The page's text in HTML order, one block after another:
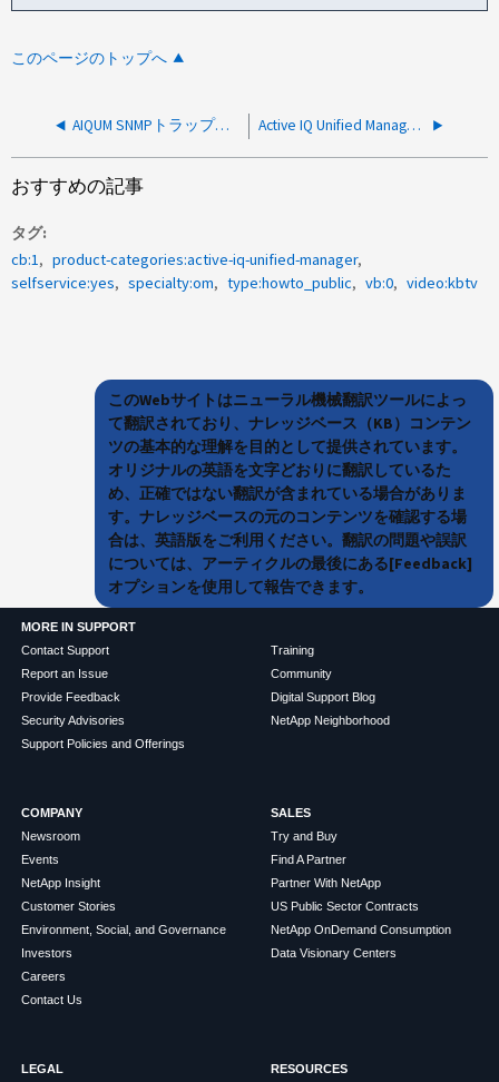
このページのトップへ
AIQUM SNMPトラップアラート状態の管理方法 Active IQ Unified Manager 仮想アプライアンスのログに手動でアクセスする方法
おすすめの記事
タグ
cb:1
product-categories:active-iq-unified-manager
selfservice:yes
specialty:om type:howto_public vb:0 video:kbtv
このWebサイトはニューラル機械翻訳ツールによっ
て翻訳されており、ナレッジベース（KB）コンテン
ツの基本的な理解を目的として提供されています。
オリジナルの英語を文字どおりに翻訳しているた
め、正確ではない翻訳が含まれている場合がありま
す。ナレッジベースの元のコンテンツを確認する場
合は、英語版をご利用ください。翻訳の問題や誤訳
については、アーティクルの最後にある[Feedback]
オプションを使用して報告できます。
MORE IN SUPPORT
Contact Support
Report an Issue
Provide Feedback
Security Advisories
Support Policies and Offerings
Training
Community
Digital Support Blog
NetApp Neighborhood
COMPANY
Newsroom
Events
NetApp Insight
Customer Stories
Environment, Social, and Governance
Investors
Careers
Contact Us
SALES
Try and Buy
Find A Partner
Partner With NetApp
US Public Sector Contracts
NetApp OnDemand Consumption
Data Visionary Centers
LEGAL RESOURCES